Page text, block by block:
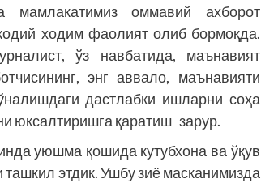
мамлакатимиз оммавий ахборот
ходим фаолият олиб бормоқда.
ўз навбатида, маънавият
энг аввало, маънавияти
дастлабки ишларни соҳа
юксалтиришга қаратиш зарур.
уюшма қошида кутубхона ва ўқув
ташкил этдик. Ушбу зиё мас­канимизда